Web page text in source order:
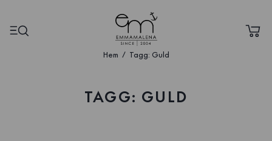
Hem Tagg: Guld
TAGG: GULD